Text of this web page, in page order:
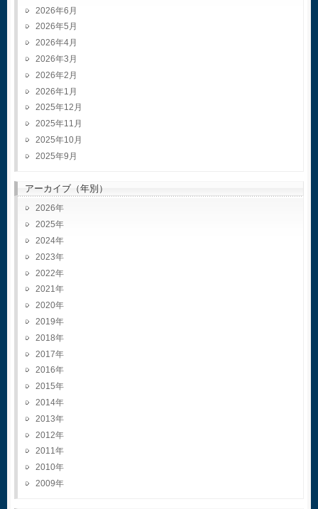
2026年6月
2026年5月
2026年4月
2026年3月
2026年2月
2026年1月
2025年12月
2025年11月
2025年10月
2025年9月
アーカイブ（年別）
2026
2025
2024
2023
2022
2021
2020
2019
2018
2017
2016
2015
2014
2013
2012
2011
2010
2009